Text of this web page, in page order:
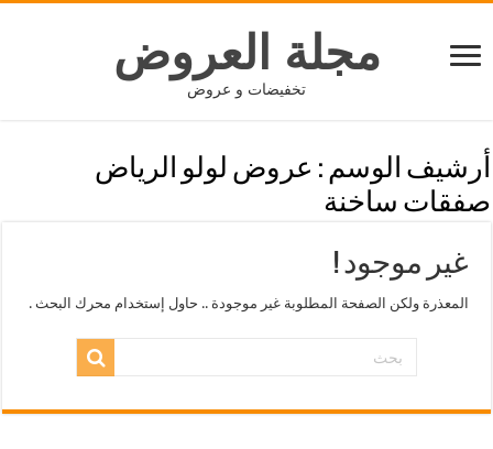
مجلة العروض
تخفيضات و عروض
أرشيف الوسم : عروض لولو الرياض
صفقات ساخنة
غير موجود !
المعذرة ولكن الصفحة المطلوبة غير موجودة .. حاول إستخدام محرك البحث .